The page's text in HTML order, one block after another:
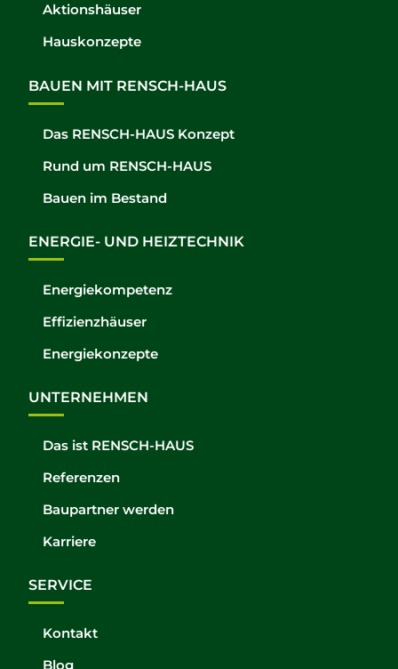
Aktionshäuser
Hauskonzepte
BAUEN MIT RENSCH-HAUS
Das RENSCH-HAUS Konzept
Rund um RENSCH-HAUS
Bauen im Bestand
ENERGIE- UND HEIZTECHNIK
Energiekompetenz
Effizienzhäuser
Energiekonzepte
UNTERNEHMEN
Das ist RENSCH-HAUS
Referenzen
Baupartner werden
Karriere
SERVICE
Kontakt
Blog